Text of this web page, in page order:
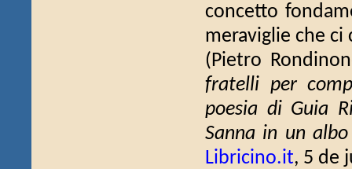
concetto
meraviglie che ci
(Pietro
fratelli per
poesia di Guia
Sanna in un
Libricino.it, 5 de